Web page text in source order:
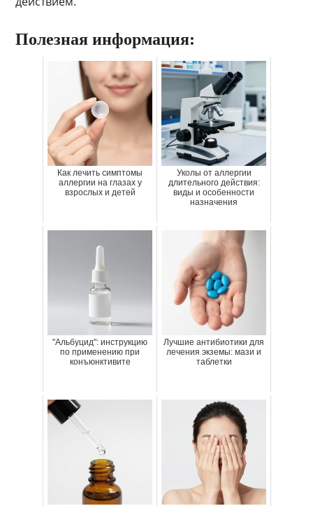
Полезная информация:
Как лечить симптомы
аллергии на глазах у
взрослых и детей
Уколы от аллергии
длительного действия:
виды и особенности
назначения
"Альбуцид": инструкцию
по применению при
конъюнктивите
Лучшие антибиотики для
лечения экземы: мази и
таблетки